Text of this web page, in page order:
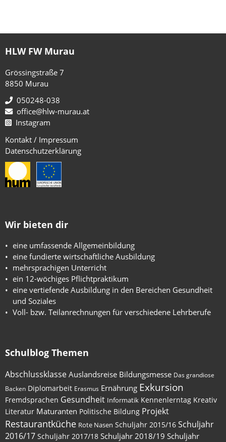
HLW FW Murau
Grössingstraße 7
8850 Murau
050248-038
office@hlw-murau.at
Instagram
Kontakt / Impressum
Datenschutzerklärung
Wir bieten dir
eine umfassende Allgemeinbildung
eine fundierte wirtschaftliche Ausbildung
mehrsprachigen Unterricht
ein 12-wöchiges Pflichtpraktikum
eine vertiefende Ausbildung in den Bereichen Gesundheit
und Soziales
Voll- bzw. Teilanrechnungen für verschiedene Lehrberufe
Schulblog Themen
AbschlussklasseAuslandsreise Bildungsmesse Das grandiose
Backen Diplomarbeit Erasmus Ernährung Exkursion
Fremdsprachen Gesundheit Informatik Kennenlerntag Kreativ
Literatur Maturanten Politische Bildung Projekt
Restaurantküche Rote Nasen Schuljahr 2015/16 Schuljahr
2016/17 Schuljahr 2017/18 Schuljahr 2018/19 Schuljahr